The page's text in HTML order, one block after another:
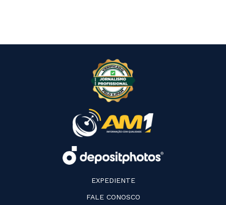
EXPEDIENTE
FALE CONOSCO